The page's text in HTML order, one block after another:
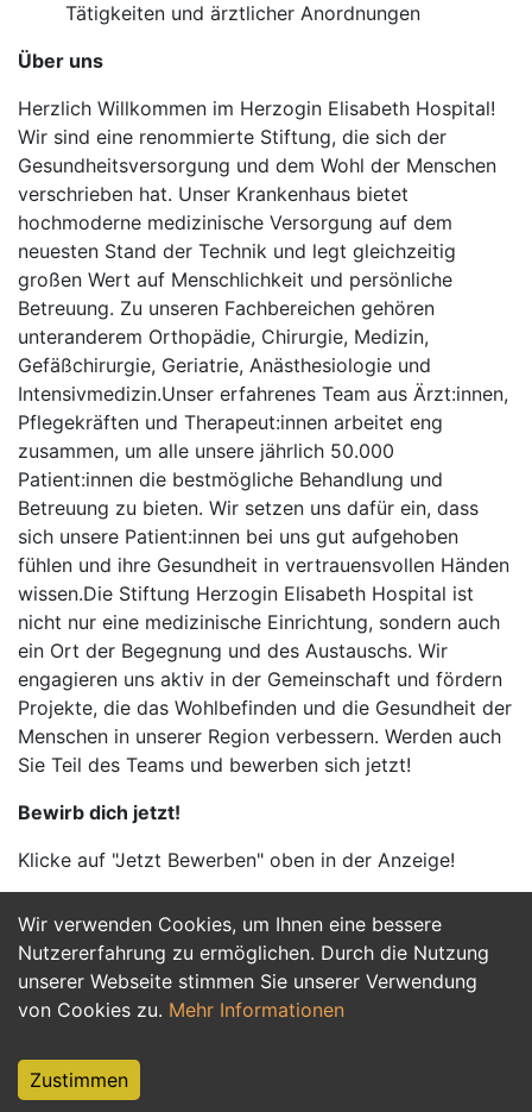
Wir verwenden Cookies, um Ihnen eine bessere
Nutzererfahrung zu ermöglichen. Durch die Nutzung
unserer Webseite stimmen Sie unserer Verwendung
von Cookies zu. Mehr Informationen
Zustimmen
Tätigkeiten und ärztlicher Anordnungen
Über uns
Herzlich Willkommen im Herzogin Elisabeth Hospital!
Wir sind eine renommierte Stiftung, die sich der
Gesundheitsversorgung und dem Wohl der Menschen
verschrieben hat. Unser Krankenhaus bietet
hochmoderne medizinische Versorgung auf dem
neuesten Stand der Technik und legt gleichzeitig
großen Wert auf Menschlichkeit und persönliche
Betreuung. Zu unseren Fachbereichen gehören
unteranderem Orthopädie, Chirurgie, Medizin,
Gefäßchirurgie, Geriatrie, Anästhesiologie und
Intensivmedizin.Unser erfahrenes Team aus Ärzt:innen,
Pflegekräften und Therapeut:innen arbeitet eng
zusammen, um alle unsere jährlich 50.000
Patient:innen die bestmögliche Behandlung und
Betreuung zu bieten. Wir setzen uns dafür ein, dass
sich unsere Patient:innen bei uns gut aufgehoben
fühlen und ihre Gesundheit in vertrauensvollen Händen
wissen.Die Stiftung Herzogin Elisabeth Hospital ist
nicht nur eine medizinische Einrichtung, sondern auch
ein Ort der Begegnung und des Austauschs. Wir
engagieren uns aktiv in der Gemeinschaft und fördern
Projekte, die das Wohlbefinden und die Gesundheit der
Menschen in unserer Region verbessern. Werden auch
Sie Teil des Teams und bewerben sich jetzt!
Bewirb dich jetzt!
Klicke auf "Jetzt Bewerben" oben in der Anzeige!
Jetzt Bewerben